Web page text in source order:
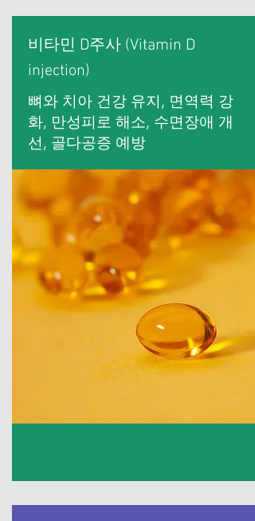
비타민 D주사 (Vitamin D
injection)
뼈와 치아 건강 유지, 면역력 강
화, 만성피로 해소, 수면장애 개
선, 골다공증 예방